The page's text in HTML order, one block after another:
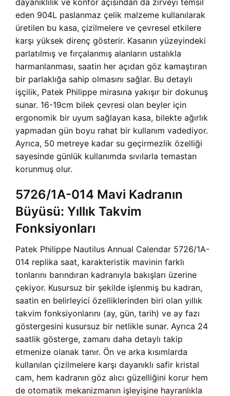
dayanıklılık ve konfor açısından da zirveyi temsil
eden 904L paslanmaz çelik malzeme kullanılarak
üretilen bu kasa, çizilmelere ve çevresel etkilere
karşı yüksek direnç gösterir. Kasanın yüzeyindeki
parlatılmış ve fırçalanmış alanların ustalıkla
harmanlanması, saatin her açıdan göz kamaştıran
bir parlaklığa sahip olmasını sağlar. Bu detaylı
işçilik, Patek Philippe mirasına yakışır bir dokunuş
sunar. 16-19cm bilek çevresi olan beyler için
ergonomik bir uyum sağlayan kasa, bilekte ağırlık
yapmadan gün boyu rahat bir kullanım vadediyor.
Ayrıca, 50 metreye kadar su geçirmezlik özelliği
sayesinde günlük kullanımda sıvılarla temastan
korunmuş olur.
5726/1A-014 Mavi Kadranın
Büyüsü: Yıllık Takvim
Fonksiyonları
Patek Philippe Nautilus Annual Calendar 5726/1A-
014 replika saat, karakteristik mavinin farklı
tonlarını barındıran kadranıyla bakışları üzerine
çekiyor. Kusursuz bir şekilde işlenmiş bu kadran,
saatin en belirleyici özelliklerinden biri olan yıllık
takvim fonksiyonlarını (ay, gün, tarih) ve ay fazı
göstergesini kusursuz bir netlikle sunar. Ayrıca 24
saatlik gösterge, zamanı daha detaylı takip
etmenize olanak tanır. Ön ve arka kısımlarda
kullanılan çizilmelere karşı dayanıklı safir kristal
cam, hem kadranın göz alıcı güzelliğini korur hem
de otomatik mekanizmanın işleyişine hayranlıkla